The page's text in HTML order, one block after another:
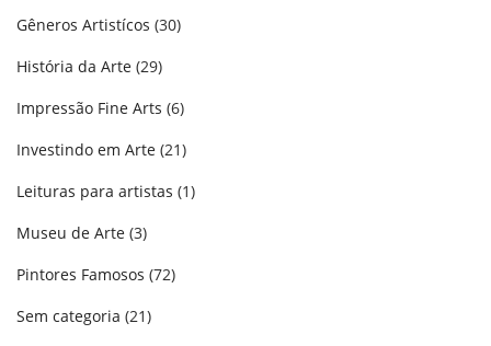
Gêneros Artistícos (30)
História da Arte (29)
Impressão Fine Arts (6)
Investindo em Arte (21)
Leituras para artistas (1)
Museu de Arte (3)
Pintores Famosos (72)
Sem categoria (21)